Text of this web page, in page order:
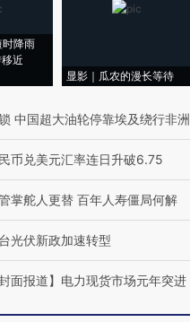
时降雨
近
显影｜瓜农的漫长等待
中国超大油轮停靠埃及绕行非洲
币兑美元汇率连日升破6.75
掌舵人更替 百年人寿僵局何解
光伏新政加速转型
封面报道】电力现货市场元年突进